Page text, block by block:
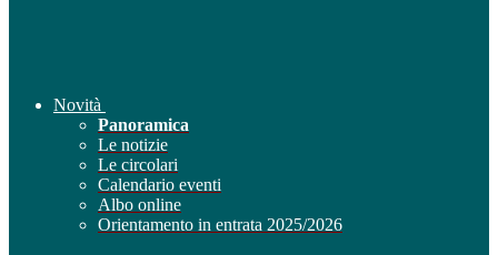
Novità
Panoramica
Le notizie
Le circolari
Calendario eventi
Albo online
Orientamento in entrata 2025/2026